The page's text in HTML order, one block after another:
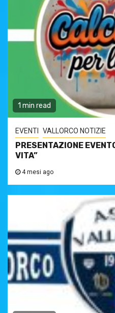
1 min read
EVENTI VALLORCO NOTIZIE
PRESENTAZIONE
VITA”
4 mesi ago